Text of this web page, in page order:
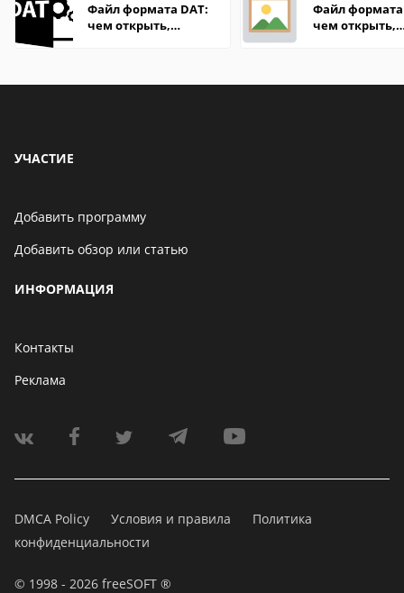
Файл формата DAT:
чем открыть,
Файл формата
чем открыть,
УЧАСТИЕ
Добавить программу
Добавить обзор или статью
ИНФОРМАЦИЯ
Контакты
Реклама
DMCA Policy Условия и правила
Политика
конфиденциальности
© 1998 - 2026 freeSOFT ®